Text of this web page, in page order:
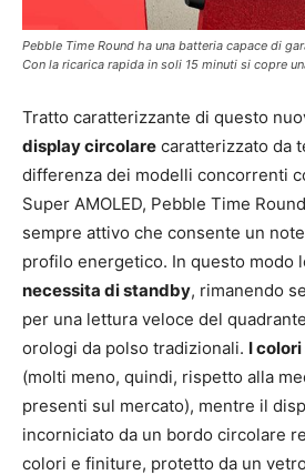
Pebble Time Round ha una batteria capace di
Con la ricarica rapida in soli 15 minuti si copre
Tratto caratterizzante di questo
display circolare caratterizzato da
differenza dei modelli concorrenti
Super AMOLED, Pebble Time
sempre attivo che consente un
profilo energetico. In questo modo
necessita di standby, rimanendo
per una lettura veloce del
orologi da polso tradizionali. I
(molti meno, quindi, rispetto alla
presenti sul mercato), mentre il
incorniciato da un bordo circolare
colori e finiture, protetto da un